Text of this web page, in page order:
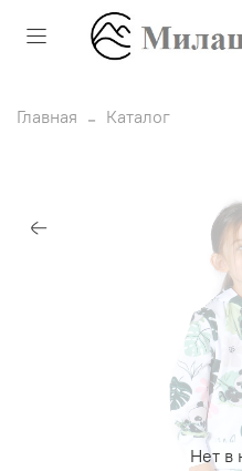
Главная Каталог
Нет в